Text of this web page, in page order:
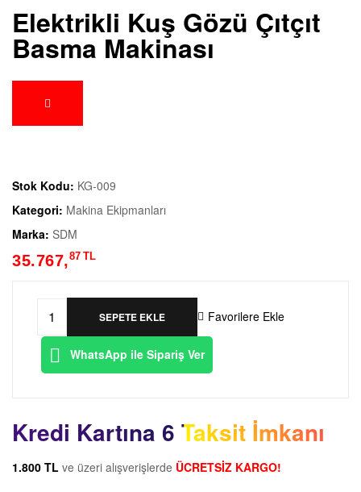
Elektrikli Kuş Gözü Çıtçıt
Basma Makinası
Stok Kodu: KG-009
Kategori: Makina Ekipmanları
Marka: SDM
35.767,87 TL
SEPETE EKLE Favorilere Ekle
WhatsApp ile Sipariş Ver
Kredi Kartına 6 Taksit İmkanı
1.800 TL ve üzeri alışverişlerde ÜCRETSİZ KARGO!